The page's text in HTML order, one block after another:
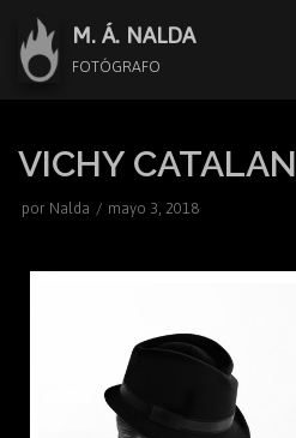
Saltar
al
contenido
M. Á. NALDA
FOTÓGRAFO
VICHY CATALAN
por Nalda mayo 3, 2018